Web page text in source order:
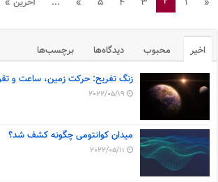
اخیر محبوب دیدگاه‌ها برچسب‌ها
زنگ تفریح: حرکت زمین، ساعت و
2022/05/19
میدان کوانتومی چگونه کشف شد؟
2022/05/11